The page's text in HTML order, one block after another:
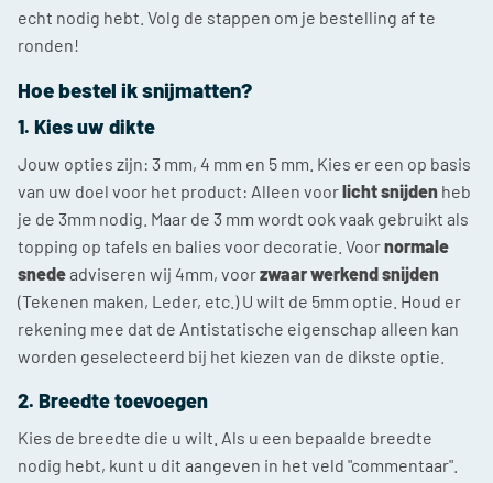
echt nodig hebt. Volg de stappen om je bestelling af te
ronden!
Hoe bestel ik snijmatten?
1. Kies uw dikte
Jouw opties zijn: 3 mm, 4 mm en 5 mm. Kies er een op basis
van uw doel voor het product: Alleen voorlicht snijden heb
je de 3mm nodig. Maar de 3 mm wordt ook vaak gebruikt als
topping op tafels en balies voor decoratie. Voornormale
snedeadviseren wij 4mm, voorzwaar werkend snijden
(Tekenen maken, Leder, etc.) U wilt de 5mm optie. Houd er
rekening mee dat de Antistatische eigenschap alleen kan
worden geselecteerd bij het kiezen van de dikste optie.
2. Breedte toevoegen
Kies de breedte die u wilt. Als u een bepaalde breedte
nodig hebt, kunt u dit aangeven in het veld "commentaar".